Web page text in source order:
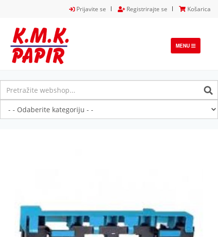
Prijavite se Registrirajte se Košarica
TOGGLE
NAVIGATION
MENU